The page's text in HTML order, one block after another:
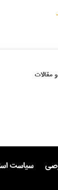
مقالات
سیاست